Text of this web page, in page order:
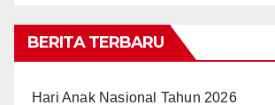
BERITA TERBARU
Hari Anak Nasional Tahun 2026